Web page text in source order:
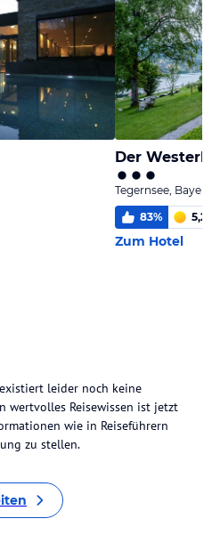
Der
Tegernsee, Bayern
83% 5,2
Zum Hotel
leider noch keine
wertvolles Reisewissen ist jetzt
wie in Reiseführern
zu stellen.